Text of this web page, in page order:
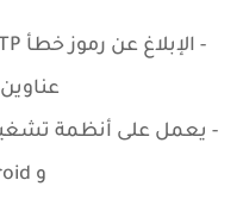
عناوين URL السيئة
و Android و iOS